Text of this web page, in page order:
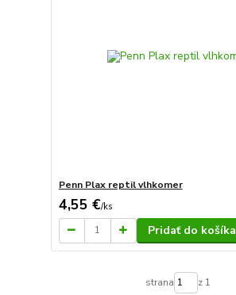
Penn Plax reptil vlhkomer
4,55 €/ks
Pridať do košíka
strana z 1